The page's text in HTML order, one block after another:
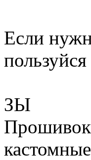
Если
ЗЫ
Прошивок